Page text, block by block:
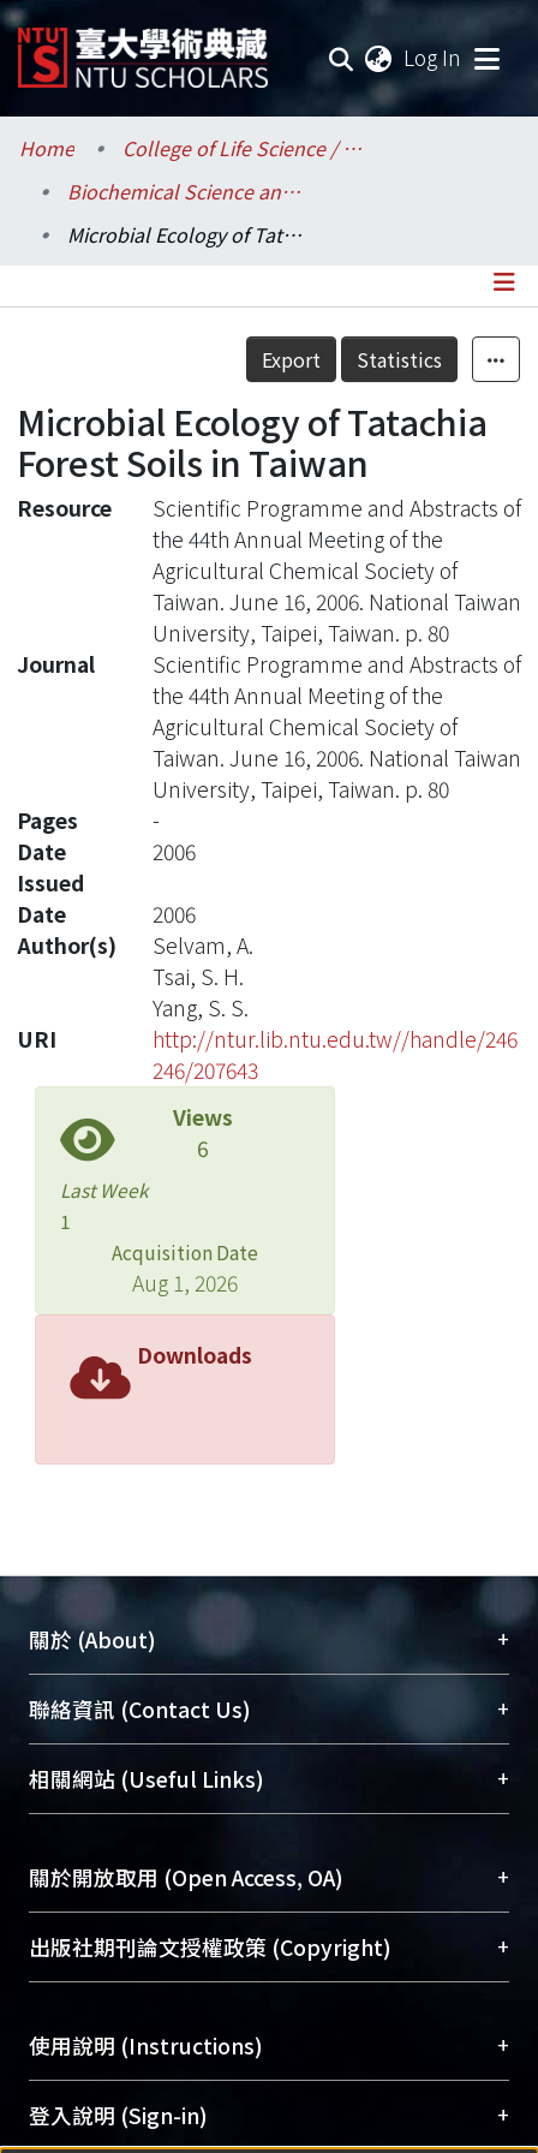
Log In
Communities & Collections
Research Outputs
Statistics
Home
College of Life Science / 生命科學院
Biochemical Science and Technology / 生化科技學系
Microbial Ecology of Tatachia Forest Soils in Taiwan
Details
Export Statistics
Microbial Ecology of Tatachia
Forest Soils in Taiwan
Resource
Scientific Programme and Abstracts of
the 44th Annual Meeting of the
Agricultural Chemical Society of
Taiwan. June 16, 2006. National Taiwan
University, Taipei, Taiwan. p. 80
Journal
Scientific Programme and Abstracts of
the 44th Annual Meeting of the
Agricultural Chemical Society of
Taiwan. June 16, 2006. National Taiwan
University, Taipei, Taiwan. p. 80
Pages
-
Date
Issued
2006
Date
2006
Author(s)
Selvam, A.
Tsai, S. H.
Yang, S. S.
URI
http://ntur.lib.ntu.edu.tw//handle/246
246/207643
Views
6
Last Week
1
Acquisition Date
Aug 1, 2026
Downloads
關於 (About) +
臺大位居世界頂尖大學之列，為永久珍藏及向國際
展現本校豐碩的研究成果及學術能量，圖書館整合
機構典藏（NTUR）與學術庫（AH）不同功能平
台，成為臺大學術典藏NTU scholars。期能整合研
成果。
To permanently archive and promote researcher
profiles and scholarly works, Library integrates the
services of “NTU Repository” with “Academic
聯絡資訊 (Contact Us) +
總館學科館員(Main Library)
醫學圖書館學科館員(Medical Library)
Sciences Library)
相關網站 (Useful Links) +
關於開放取用 (Open Access, OA) +
開放取用是從使用者角度提升資訊取用性的社會運
動，應用在學術研究上是透過將研究著作公開供使
用逐年攀升。同時可加速研究發展、提升研究影響
Archive）平台。 （點選深入了解OA）
出版社期刊論文授權政策 (Copyright) +
含部分內容的版權非匯入者所有，或由第三方贊
助與合作完成，請確認該版權所有者及第三方同
意提供此授權。
Please represent that the submission is your
使用說明 (Instructions) +
網站簡介(Quickstart Guide)
使用手冊(Instruction Manual)
登入說明 (Sign-in) +